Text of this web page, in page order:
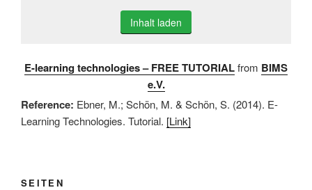
Inhalt laden
E-learning technologies – FREE TUTORIALfrom BIMS
e.V.
Reference: Ebner, M.; Schön, M. & Schön, S. (2014). E-
Learning Technologies. Tutorial. [Link]
SEITEN